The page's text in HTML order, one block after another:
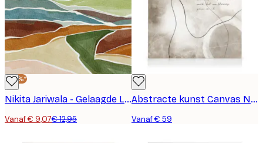
-30%*
Nikita Jariwala - Gelaagde Landschapstinten Poster
Vanaf € 9,07€ 12,95
Abstracte kunst Canvas Nr 1
Vanaf € 59